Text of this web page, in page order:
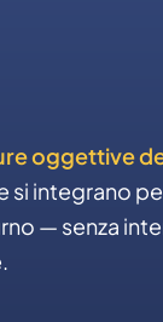
oggettive
si integrano
— senza